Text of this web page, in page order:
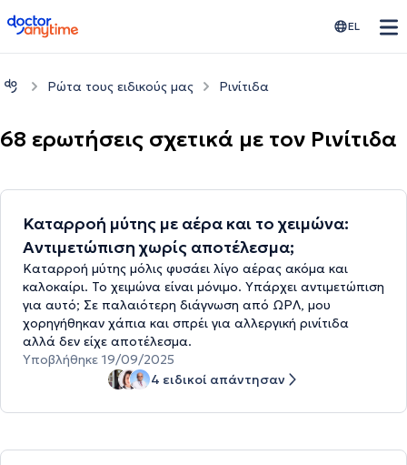
doctoranytime EL
Ρώτα τους ειδικούς μας Ρινίτιδα
68 ερωτήσεις σχετικά με τον Ρινίτιδα
Καταρροή μύτης με αέρα και το χειμώνα:
Αντιμετώπιση χωρίς αποτέλεσμα;
Καταρροή μύτης μόλις φυσάει λίγο αέρας ακόμα και
καλοκαίρι. Το χειμώνα είναι μόνιμο. Υπάρχει αντιμετώπιση
για αυτό; Σε παλαιότερη διάγνωση από ΩΡΛ, μου
χορηγήθηκαν χάπια και σπρέι για αλλεργική ρινίτιδα
αλλά δεν είχε αποτέλεσμα.
Υποβλήθηκε 19/09/2025
4 ειδικοί απάντησαν